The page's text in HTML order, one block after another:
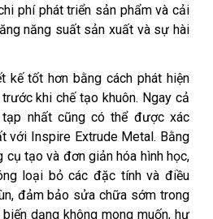
phí phát triển sản phẩm và cải
năng suất sản xuất và sự hài
kế tốt hơn bằng cách phát hiện
khi chế tạo khuôn. Ngay cả
nhất cũng có thể được xác
với Inspire Extrude Metal. Bằng
cụ tạo và đơn giản hóa hình học,
loại bỏ các đặc tính và điều
đảm bảo sửa chữa sớm trong
dạng không mong muốn, hư